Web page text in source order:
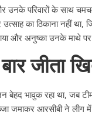
उनके परिवारों के साथ
का ठिकाना नहीं था,
और अनुष्का उनके माथे
जीता
बेहद भावुक रहा था, जब
जमाकर आरसीबी ने लीग